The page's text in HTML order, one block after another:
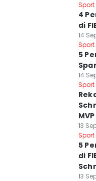
Sport
4
di
14
Sport
5
14
Sport
13
Sport
5
di
13